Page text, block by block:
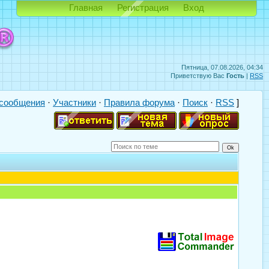
Пятница, 07.08.2026, 04:34
Приветствую Вас Гость | RSS
Главная Регистрация Вход
· Участники · Правила форума · Поиск · RSS ]